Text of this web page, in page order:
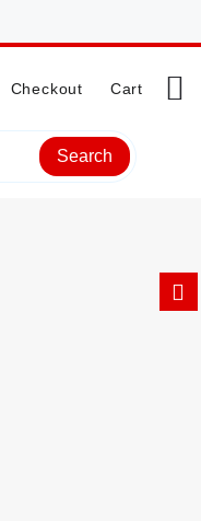
Checkout Cart
Search